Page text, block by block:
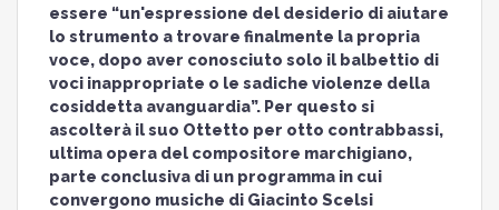
essere “un'espressione del desiderio di aiutare
lo strumento a trovare finalmente la propria
voce, dopo aver conosciuto solo il balbettio di
voci inappropriate o le sadiche violenze della
cosiddetta avanguardia”. Per questo si
ascolterà il suo Ottetto per otto contrabbassi,
ultima opera del compositore marchigiano,
parte conclusiva di un programma in cui
convergono musiche di Giacinto Scelsi